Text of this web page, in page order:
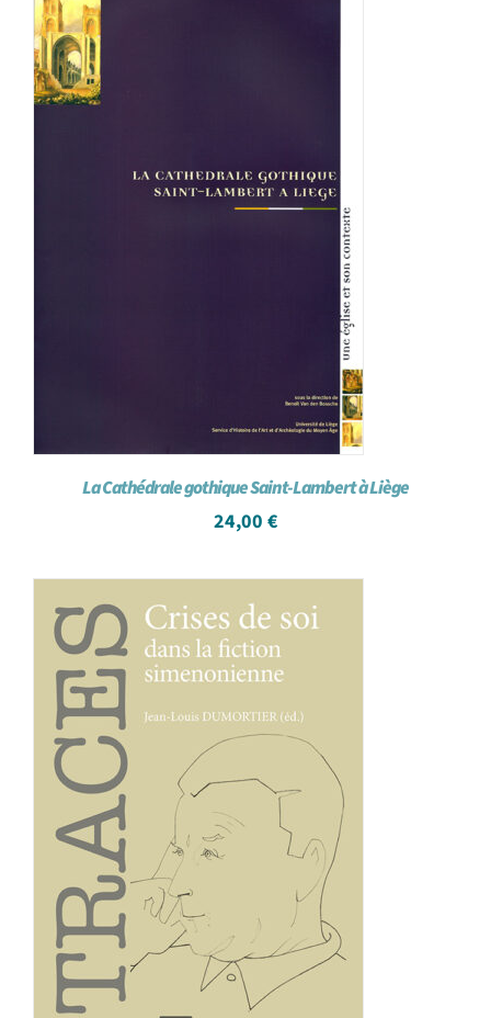
La Cathédrale gothique Saint-Lambert à Liège
24,00 €